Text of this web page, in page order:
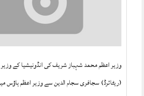
وزیر اعظم محمد شہباز شریف کی انڈونیشیا کے وزیر
(ریٹائرڈ) سجافری سجام الدین سے وزیر اعظم ہاؤس